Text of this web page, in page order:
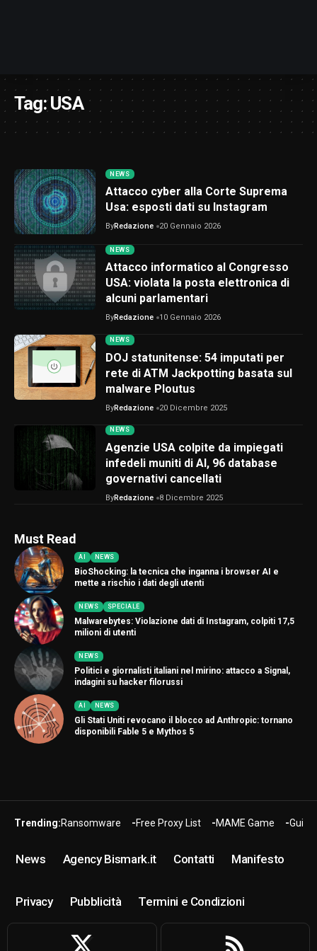
Tag:USA
NEWS
Attacco cyber alla Corte Suprema
Usa: esposti dati su Instagram
ByRedazione 20 Gennaio 2026
NEWS
Attacco informatico al Congresso
USA: violata la posta elettronica di
alcuni parlamentari
ByRedazione 10 Gennaio 2026
NEWS
DOJ statunitense: 54 imputati per
rete di ATM Jackpotting basata sul
malware Ploutus
ByRedazione 20 Dicembre 2025
NEWS
Agenzie USA colpite da impiegati
infedeli muniti di AI, 96 database
governativi cancellati
ByRedazione 8 Dicembre 2025
Must Read
AI NEWS
BioShocking: la tecnica che inganna i browser AI e
mette a rischio i dati degli utenti
NEWS SPECIALE
Malwarebytes: Violazione dati di Instagram, colpiti 17,5
milioni di utenti
NEWS
Politici e giornalisti italiani nel mirino: attacco a Signal,
indagini su hacker filorussi
AI NEWS
Gli Stati Uniti revocano il blocco ad Anthropic: tornano
disponibili Fable 5 e Mythos 5
Trending:Ransomware Free Proxy List MAME Game Guide
News Agency Bismark.it Contatti Manifesto
Privacy Pubblicità Termini e Condizioni